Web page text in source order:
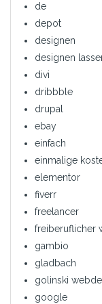
de
depot
designen
designen
divi
dribbble
drupal
ebay
einfach
einmalige
elementor
fiverr
freelancer
freiberuflicher
gambio
gladbach
golinski
google